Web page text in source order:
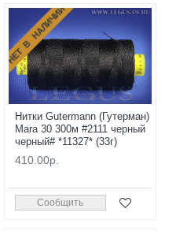
НЕТ В НАЛИЧИИ
Нитки Gutermann (Гутерман)
Mara 30 300м #2111 черный
черный# *11327* (33г)
410.00р.
Сообщить